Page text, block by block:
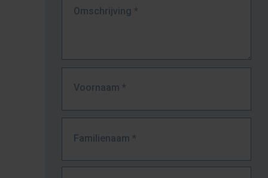
Omschrijving *
Voornaam *
Familienaam *